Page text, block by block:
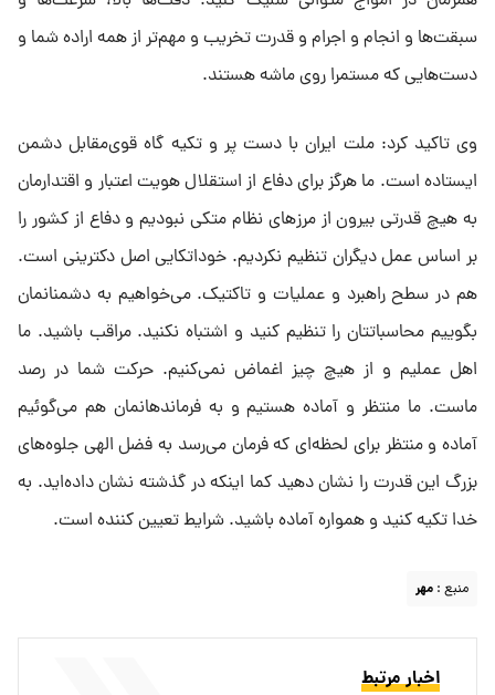
سبقت‌ها و انجام و اجرام و قدرت تخریب و مهم‌تر از همه اراده شما و
دست‌هایی که مستمرا روی ماشه هستند.
وی تاکید کرد: ملت ایران با دست پر و تکیه گاه قوی‌مقابل دشمن
ایستاده است. ما هرگز برای دفاع از استقلال هویت اعتبار و اقتدارمان
به هیچ قدرتی بیرون از مرز‌های نظام متکی نبودیم و دفاع از کشور را
بر اساس عمل دیگران تنظیم نکردیم. خوداتکایی اصل دکترینی است.
هم در سطح راهبرد و عملیات و تاکتیک. می‌خواهیم به دشمنانمان
بگوییم محاسباتتان را تنظیم کنید و اشتباه نکنید. مراقب باشید. ما
اهل عملیم و از هیچ چیز اغماض نمی‌کنیم. حرکت شما در رصد
ماست. ما منتظر و آماده هستیم و به فرماندهانمان هم می‌گوئیم
آماده و منتظر برای لحظه‌ای که فرمان می‌رسد به فضل الهی جلوه‌های
بزرگ این قدرت را نشان دهید کما اینکه در گذشته نشان داده‌اید. به
خدا تکیه کنید و همواره آماده باشید. شرایط تعیین کننده است.
منبع : مهر
اخبار مرتبط